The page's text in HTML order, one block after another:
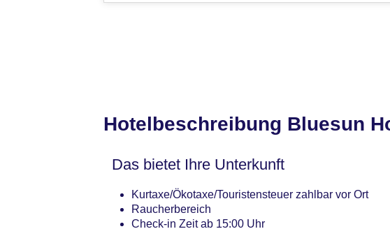
Hotelbeschreibung Bluesun
Das bietet Ihre Unterkunft
Kurtaxe/Ökotaxe/Touristensteuer zahlbar vor Ort
Raucherbereich
Check-in Zeit ab 15:00 Uhr